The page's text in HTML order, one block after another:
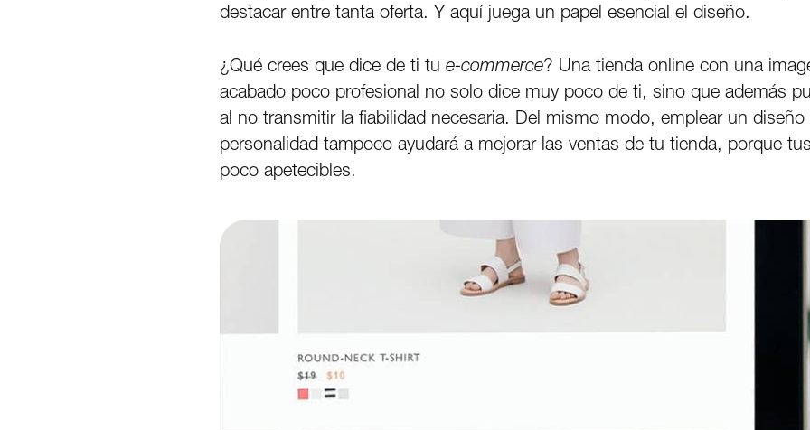
destacar entre tanta oferta. Y aquí juega un papel esencial el diseño.
¿Qué crees que dice de ti tu e-commerce? Una tienda online con una
acabado poco profesional no solo dice muy poco de ti, sino que además
al no transmitir la fiabilidad necesaria. Del mismo modo, emplear un
personalidad tampoco ayudará a mejorar las ventas de tu tienda, porque
poco apetecibles.